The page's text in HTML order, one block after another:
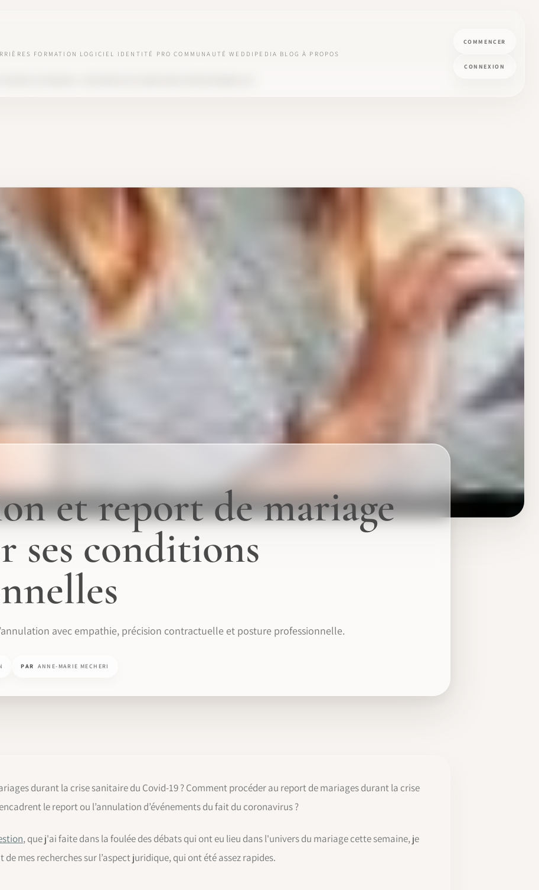
FORMATION LOGICIEL IDENTITÉ PRO COMMUNAUTÉ WEDDIPEDIA BLOG À PROPOS
COMMENCER
CONNEXION
et report de mariage
ses conditions
avec empathie, précision contractuelle et posture professionnelle.
PAR ANNE-MARIE MECHERI
durant la crise sanitaire du Covid-19 ? Comment procéder au report de mariages durant la crise
le report ou l’annulation d’événements du fait du coronavirus ?
, que j'ai faite dans la foulée des débats qui ont eu lieu dans l'univers du mariage cette semaine, je
mes recherches sur l’aspect juridique, qui ont été assez rapides.